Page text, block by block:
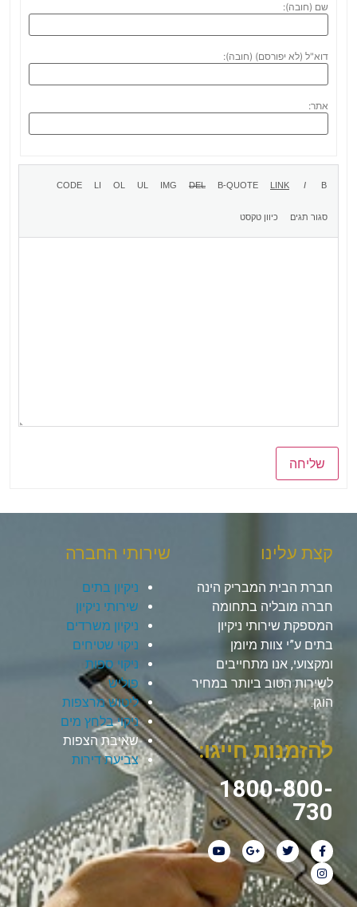
שם (חובה):
דוא"ל (לא יפורסם) (חובה):
אתר:
שליחה
קצת עלינו
חברת הבית המבריק הינה
חברה מובליה בתחומה
המספקת שירותי ניקיון
בתים ע”י צוות מיומן
ומקצועי, אנו מתחייבים
לשירות הטוב ביותר במחיר
הוגן.
להזמנות חייגו:
1800-800-
730
שירותי החברה
ניקיון בתים
שירותי ניקיון
ניקיון משרדים
ניקוי שטיחים
ניקוי ספות
פוליש
ליטוש מרצפות
ניקוי בלחץ מים
שאיבת הצפות
צביעת דירות